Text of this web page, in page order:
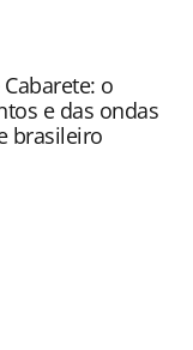
de-luxo-na-
ou as
o conteúdo
pela
Não reproduza o
o
e das ondas
brasileiro